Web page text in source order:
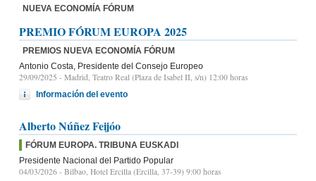
NUEVA ECONOMÍA FÓRUM
PREMIO FÓRUM EUROPA 2025
PREMIOS NUEVA ECONOMÍA FÓRUM
Antonio Costa, Presidente del Consejo Europeo
29/09/2025 - Madrid, Teatro Real (Plaza de Isabel II, s/n) 12:00 horas
Información del evento
Alberto Núñez Feijóo
FÓRUM EUROPA. TRIBUNA EUSKADI
Presidente Nacional del Partido Popular
04/03/2026 - Bilbao, Hotel Ercilla (Ercilla, 37-39) 9:00 horas